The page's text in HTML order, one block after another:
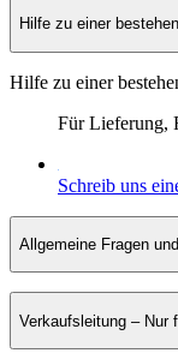
Hilfe zu einer
Hilfe zu einer
Für Lieferung,
Schreib uns
Allgemeine Fragen
Verkaufsleitung – Nur